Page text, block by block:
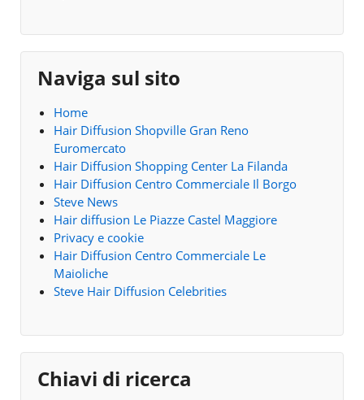
Naviga sul sito
Home
Hair Diffusion Shopville Gran Reno
Euromercato
Hair Diffusion Shopping Center La Filanda
Hair Diffusion Centro Commerciale Il Borgo
Steve News
Hair diffusion Le Piazze Castel Maggiore
Privacy e cookie
Hair Diffusion Centro Commerciale Le
Maioliche
Steve Hair Diffusion Celebrities
Chiavi di ricerca